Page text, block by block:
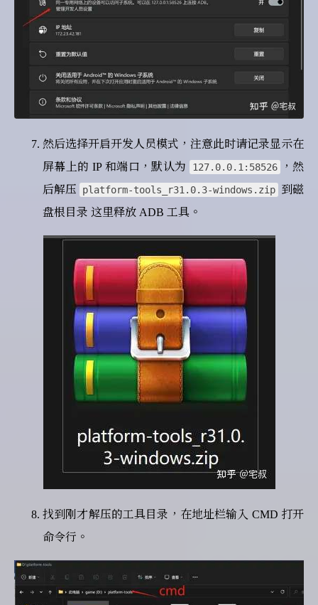
然后选择开启开发人员模式，注意此时请记录显示在
屏幕上的 IP 和端口，默认为
127.0.0.1:58526
，然
后解压
platform-tools_r31.0.3-windows.zip 到磁
盘根目录 这里释放 ADB 工具。
找到刚才解压的工具目录，在地址栏输入 CMD 打开
命令行。